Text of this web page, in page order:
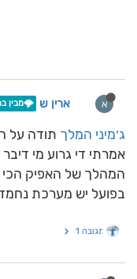
א ארין ש 🌩️מבין
ג׳מיני המלך תודה על
אמרתי די גרוע מי
המהלך של האפיק הכי
בפועל יש מערכת
תגובה 1